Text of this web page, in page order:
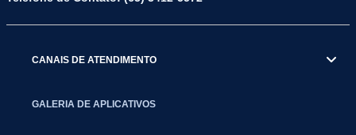
CANAIS DE ATENDIMENTO
GALERIA DE APLICATIVOS